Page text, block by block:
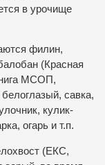
в урочище
филин,
(Красная
МСОП,
савка,
кулик-
огарь и т.п.
(ЕКС,